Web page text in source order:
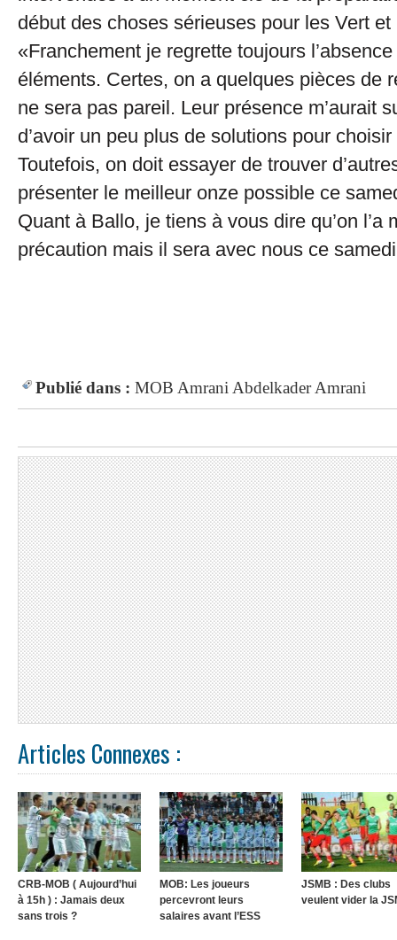
début des choses sérieuses pour les Vert et
«Franchement je regrette toujours
éléments. Certes, on a quelques pièces de
ne sera pas pareil. Leur présence m’aurait
d’avoir un peu plus de solutions pour
Toutefois, on doit essayer de trouver
présenter le meilleur onze possible ce
Quant à Ballo, je tiens à vous dire qu’on l’a
précaution mais il sera avec nous ce
Publié dans : MOB Amrani Abdelkader Amrani
Articles Connexes :
CRB-MOB ( Aujourd’hui
à 15h ) : Jamais deux
sans trois ?
MOB: Les joueurs
percevront leurs
salaires avant l’ESS
JSMB : Des clubs
veulent vider la